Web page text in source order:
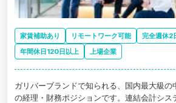
家賃補助あり リモートワーク可能
完全週休2
年間休日120日以上
上場企業
ガリバーブランドで知られる、国内最大級の
の経理・財務ポジションです。連結会計シス